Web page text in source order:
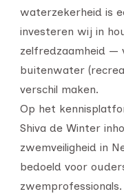
waterzekerheid is
investeren wij in
zelfredzaamheid —
buitenwater
verschil maken.
Op het
Shiva de Winter
zwemveiligheid in
bedoeld voor